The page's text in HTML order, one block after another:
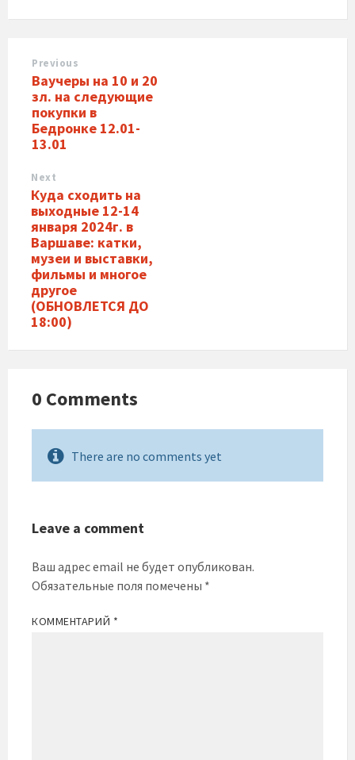
Previous
Ваучеры на 10 и 20
зл. на следующие
покупки в
Бедронке 12.01-
13.01
Next
Куда сходить на
выходные 12-14
января 2024г. в
Варшаве: катки,
музеи и выставки,
фильмы и многое
другое
(ОБНОВЛЕТСЯ ДО
18:00)
0 Comments
There are no comments yet
Leave a comment
Ваш адрес email не будет опубликован.
Обязательные поля помечены *
КОММЕНТАРИЙ *